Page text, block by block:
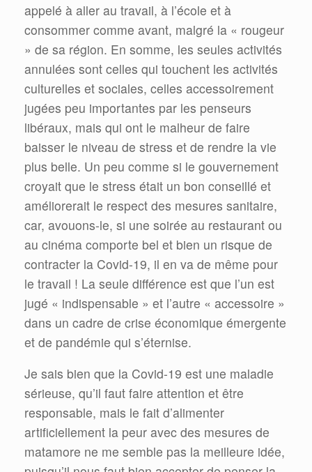
appelé à aller au travail, à l’école et à
consommer comme avant, malgré la « rougeur
» de sa région. En somme, les seules activités
annulées sont celles qui touchent les activités
culturelles et sociales, celles accessoirement
jugées peu importantes par les penseurs
libéraux, mais qui ont le malheur de faire
baisser le niveau de stress et de rendre la vie
plus belle. Un peu comme si le gouvernement
croyait que le stress était un bon conseillé et
améliorerait le respect des mesures sanitaire,
car, avouons-le, si une soirée au restaurant ou
au cinéma comporte bel et bien un risque de
contracter la Covid-19, il en va de même pour
le travail ! La seule différence est que l’un est
jugé « indispensable » et l’autre « accessoire »
dans un cadre de crise économique émergente
et de pandémie qui s’éternise.
Je sais bien que la Covid-19 est une maladie
sérieuse, qu’il faut faire attention et être
responsable, mais le fait d’alimenter
artificiellement la peur avec des mesures de
matamore ne me semble pas la meilleure idée,